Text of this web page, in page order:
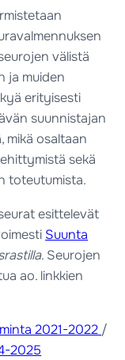
välistä
ja muiden
erityisesti
suunnistajan
mikä osaltaan
sekä
toteutumista.
esittelevät
Suunta
. Seurojen
ao. linkkien
2021-2022 /
2025